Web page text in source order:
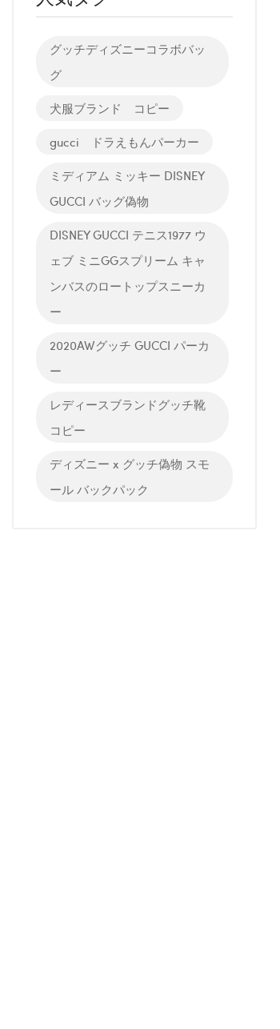
グッチディズニーコラボバッ
グ
犬服ブランド コピー
gucci ドラえもんパーカー
ミディアム ミッキー DISNEY
GUCCI バッグ偽物
DISNEY GUCCI テニス1977 ウ
ェブ ミニGGスプリーム キャ
ンバスのロートップスニーカ
ー
2020AWグッチ GUCCI パーカ
ー
レディースブランドグッチ靴
コピー
ディズニー x グッチ偽物 スモ
ール バックパック